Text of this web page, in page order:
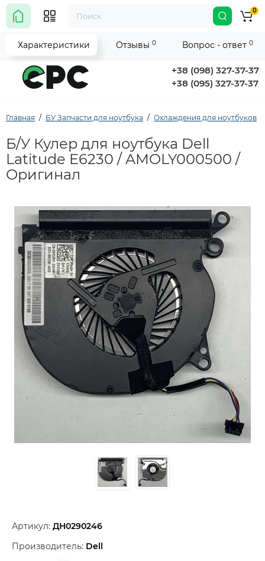
+38 (098) 327-37-37
+38 (095) 327-37-37
0
Главная БУ Запчасти для ноутбука Охлаждения для ноутбуков
Б/У Кулер для ноутбука Dell
Latitude E6230 / AMOLY000500 /
Оригинал
Артикул: ДН0290246
Производитель: Dell
Характеристики Отзывы 0 Вопрос - ответ 0